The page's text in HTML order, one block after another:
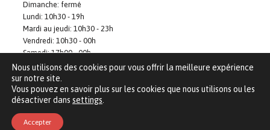
Dimanche: fermé
Lundi: 10h30 - 19h
Mardi au jeudi: 10h30 - 23h
Vendredi: 10h30 - 00h
Samedi: 17h00 - 00h
Politique de confidentialité
Nous utilisons des cookies pour vous offrir la meilleure expérience
sur notre site.
Vous pouvez en savoir plus sur les cookies que nous utilisons ou les
désactiver dans settings
Accepter